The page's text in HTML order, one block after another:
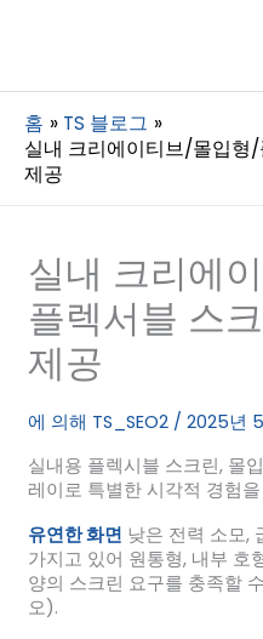
홈
TS 블로그
실내 크리에이티브/몰입형
제공
실내 크리에
플렉서블 스
제공
에 의해 TS_SEO2 / 2025년
실내용 플렉시블 스크린, 몰
레이로 특별한 시각적 경험
유연한 화면 낮은 전력 소모,
가지고 있어 원통형, 내부 호
양의 스크린 요구를 충족할
오).